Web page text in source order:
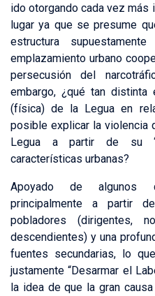
ido otorgando cada vez más
lugar ya que se presume
estructura
emplazamiento urbano
persecusión del
embargo, ¿qué tan
(física) de la Legua en
posible explicar la violencia
Legua a partir de su
características urbanas?
Apoyado de algunos
principalmente a partir
pobladores (dirigentes,
descendientes) y una
fuentes secundarias, lo
justamente “Desarmar el
la idea de que la gran